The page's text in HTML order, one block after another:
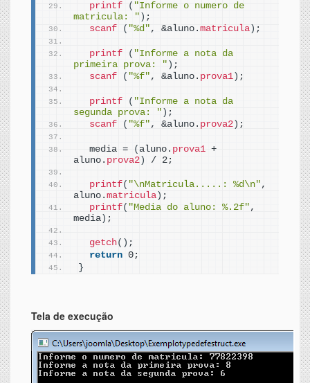
printf ( "Informe o numero de
matricula: " ) ;
scanf
( "%d" , &aluno. matricula ) ;
printf ( "Informe a nota da
primeira prova: " ) ;
scanf
( "%f" , &aluno. prova1 ) ;
printf ( "Informe a nota da
segunda prova: " ) ;
scanf
( "%f" , &aluno. prova2 ) ;
  media =
( aluno. prova1 +
aluno. prova2 ) / 2;
printf( "\nMatricula.....: %d\n" ,
aluno. matricula ) ;
printf( "Media do aluno: %.2f" ,
media ) ;
getch() ;
return 0;
}
Tela de execução